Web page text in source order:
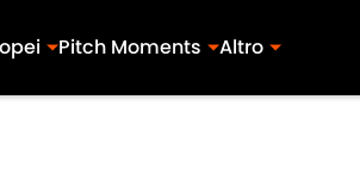
Pitch Moments Altro